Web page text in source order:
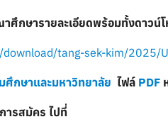
ศึกษารายละเอียดพร้อมทั้งดาวน์
tang-sek-kim/2025/
ศึกษาและมหาวิทยาลัย ไฟล์ PDF
ารสมัคร ไปที่